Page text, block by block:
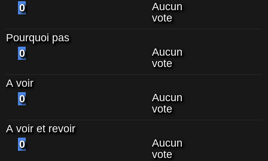
0
Aucun
vote
Pourquoi pas
0
Aucun
vote
A voir
0
Aucun
vote
A voir et revoir
0
Aucun
vote